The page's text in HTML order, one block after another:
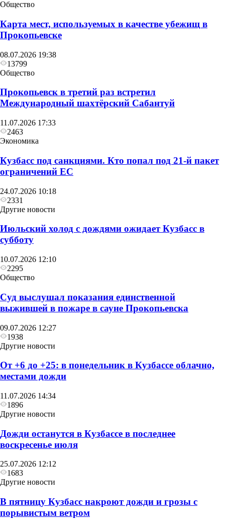
Общество
Глава Прокопьевска рассказал, как
преображается Сквер «Школьный»
Общество
Карта мест, используемых в качестве убежищ в
Прокопьевске
08.07.2026 19:38
13799
Общество
Прокопьевск в третий раз встретил
Международный шахтёрский Сабантуй
11.07.2026 17:33
2463
Экономика
Кузбасс под санкциями. Кто попал под 21‑й пакет
ограничений ЕС
24.07.2026 10:18
2331
Другие новости
Июльский холод с дождями ожидает Кузбасс в
субботу
10.07.2026 12:10
2295
Общество
Суд выслушал показания единственной
выжившей в пожаре в сауне Прокопьевска
09.07.2026 12:27
1938
Другие новости
От +6 до +25: в понедельник в Кузбассе облачно,
местами дожди
11.07.2026 14:34
1896
Другие новости
Дожди останутся в Кузбассе в последнее
воскресенье июля
25.07.2026 12:12
1683
Другие новости
В пятницу Кузбасс накроют дожди и грозы с
порывистым ветром